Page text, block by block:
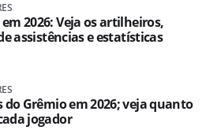
2026: Veja os artilheiros,
assistências e estatísticas
do Grêmio em 2026; veja quanto
jogador